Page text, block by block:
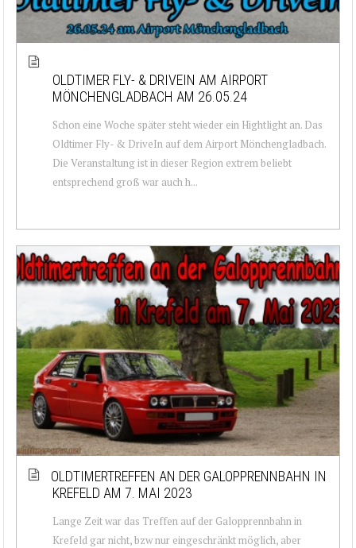
OLDTIMER FLY- & DRIVEIN AM AIRPORT
MÖNCHENGLADBACH AM 26.05.24
Schon eine Woche später steht wieder ein Hightlight an. Das
Oldtimer Fly- & DriveIn auf dem Airport Mönchengladbach.
Die Veranstaltung ist in dieser Region extrem beliebt
entsprechend groß war auch h...
OLDTIMERTREFFEN AN DER GALOPPRENNBAHN IN
KREFELD AM 7. MAI 2023
Lange Zeit war das Treffen auf der Galopprennbahn in
Krefeld gar nicht, bzw nur eingeschränkt möglich, aber